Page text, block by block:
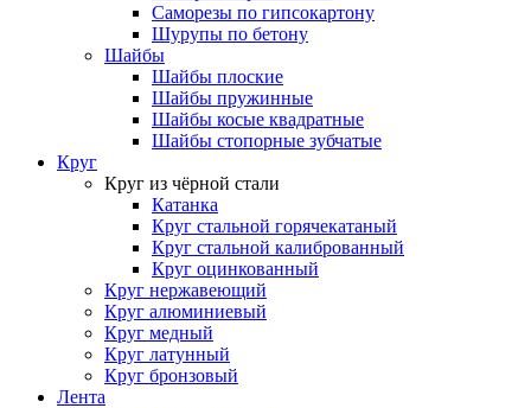
Саморезы по гипсокартону
Шурупы по бетону
Шайбы
Шайбы плоские
Шайбы пружинные
Шайбы косые квадратные
Шайбы стопорные зубчатые
Круг
Круг из чёрной стали
Катанка
Круг стальной горячекатаный
Круг стальной калиброванный
Круг оцинкованный
Круг нержавеющий
Круг алюминиевый
Круг медный
Круг латунный
Круг бронзовый
Лента